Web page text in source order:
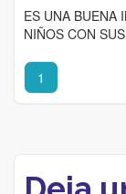
ES UNA BUENA
NIÑOS CON
1